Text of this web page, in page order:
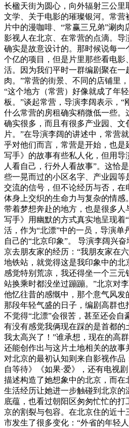
长楹天街为圆心，向外辐射三公
文学、关于电影的璀璨银河。常营
片中的漫咖啡、“常赢三兄弟”涮肉
影视人在北京、在常营的点滴。导
确实是故意设计的。那时候说每
个亿的项目，但是片里那些看电影
活。因为我们平时一群编剧聚在一
肉。”常营的街景、不同的店铺里
“这个地方（常营）好像就成了年
板。”谈起常营，导演李阔表示，“
什么常营的房租确实稍微低一些。
确实很多，而且有很多产业园、文
片。”在导演李阔的讲述中，常营
乎对他们而言，常营是开始，也是
写手》的故事有些私人化，但用导
人看自己，行外人看故事”。这恰
些一晃而过的小区名字、产业园等
交流的信号，但不论经历与否，在
体身上交织的生命力与复杂的情感
带着梦想奔赴的地方，也是很多
写手》用幽默的方式真实地呈现着
活，作为“北漂”中的一员，导演单
自己的“北京印象”。 导演李阔兴
京去朋友家的经历：“我朋友家在
地铁站，就觉得这是我印象中的北
感觉特别荒凉，我还得坐一个三
站换乘时都没坐过蹦蹦。”北京对
他忆往昔的感慨中，那个意气风发
那段年轻气盛的日子，编剧高群
不觉得“北漂”会很苦，甚至还会自
有没有感觉我俩现在踩的是首都的
我太高兴了！”谁承想，现在的高
还能创作出与这片土地相关的故事
对北京的最初认知则来自影视作品
自等待》《如果·爱》，还有电视
描述构造了她想象中的北京，而在
生活经历让她进一步触碰到北京
底蕴，也看过朝阳区匆匆忙忙的
京的割裂与包容。在北京住的近
市发生了很多变化：“外省的年轻